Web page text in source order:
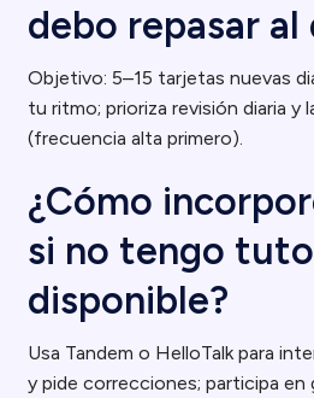
debo repasar al
Objetivo: 5–15 tarjetas nuevas
tu ritmo; prioriza revisión diaria y
(frecuencia alta primero).
¿Cómo
si no tengo
disponible?
Usa Tandem o HelloTalk para
y pide correcciones; participa